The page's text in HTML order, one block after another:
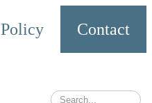
Policy Contact